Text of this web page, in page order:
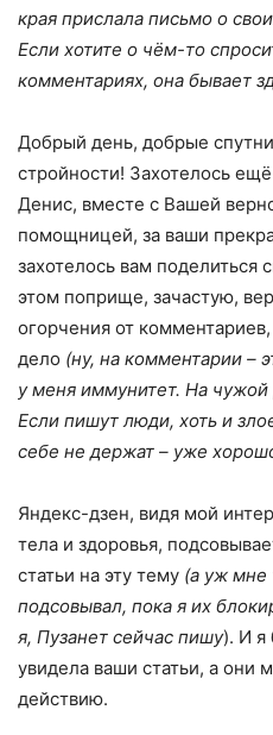
края прислала письмо о
Если хотите о чём-то
комментариях, она бывает
Добрый день, добрые
стройности! Захотелось
Денис, вместе с Вашей
помощницей, за ваши
захотелось вам поделиться
этом поприще, зачастую,
огорчения от
дело (ну, на комментарии –
у меня иммунитет. На чужой
Если пишут люди, хоть и
себе не держат – уже
Яндекс-дзен, видя мой
тела и здоровья,
статьи на эту тему (а уж мне
подсовывал, пока я их
я, Пузанет сейчас пишу). И я
увидела ваши статьи, а они
действию.